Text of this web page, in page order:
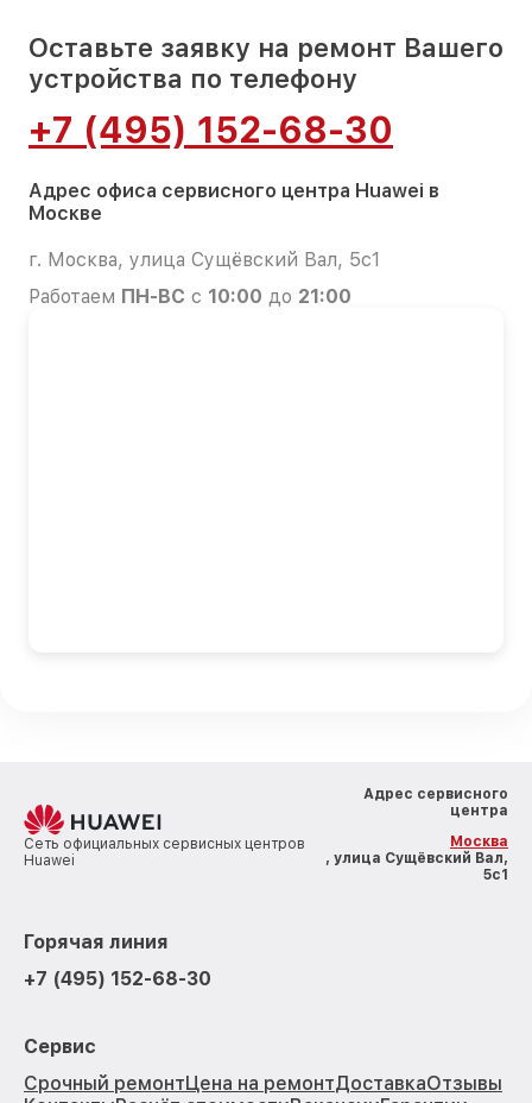
Оставьте заявку на ремонт Вашего
устройства по телефону
+7 (495) 152-68-30
Адрес офиса сервисного центра Huawei в
Москве
г. Москва, улица Сущёвский Вал, 5с1
Работаем ПН-ВС с 10:00 до 21:00
Сеть официальных сервисных центров
Huawei
Адрес сервисного
центра
Москва
, улица Сущёвский Вал,
5с1
Горячая линия
+7 (495) 152-68-30
Сервис
Срочный ремонтЦена на ремонтДоставкаОтзывы